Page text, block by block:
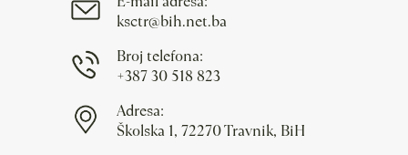
ksctr@bih.net.ba
Broj telefona:
+387 30 518 823
Adresa:
Školska 1, 72270 Travnik, BiH